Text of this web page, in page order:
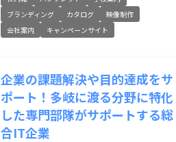
ブランディング
カタログ
映像制作
会社案内
キャンペーンサイト
企業の課題解決や目的達成をサ
ポート！多岐に渡る分野に特化
した専門部隊がサポートする総
合IT企業